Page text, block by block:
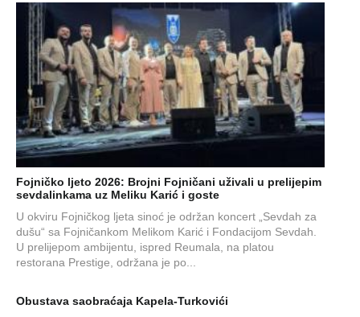
Fojničko ljeto 2026: Brojni Fojničani uživali u prelijepim
sevdalinkama uz Meliku Karić i goste
U okviru Fojničkog ljeta sinoć je održan koncert „Sevdah za
dušu“ sa Fojničankom Melikom Karić i Fondacijom Sevdah.
U prelijepom ambijentu, ispred Reumala, na platou
restorana Prestige, održana je po...
Obustava saobraćaja Kapela-Turkovići